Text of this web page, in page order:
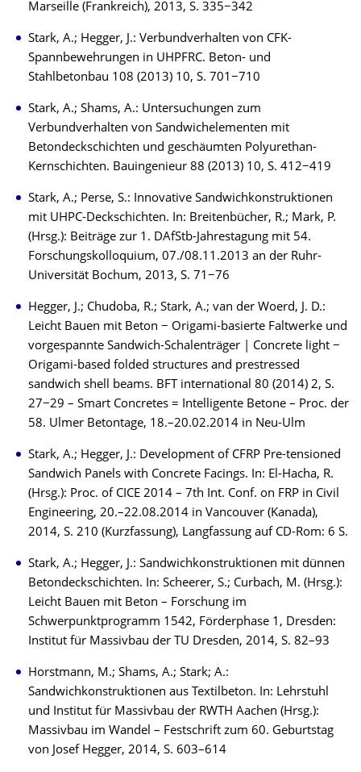
Marseille (Frankreich), 2013, S. 335−342
Stark, A.; Hegger, J.: Verbundverhalten von CFK-
Spannbewehrungen in UHPFRC. Beton- und
Stahlbetonbau 108 (2013) 10, S. 701−710
Stark, A.; Shams, A.: Untersuchungen zum
Verbundverhalten von Sandwichelementen mit
Betondeckschichten und geschäumten Polyurethan-
Kernschichten. Bauingenieur 88 (2013) 10, S. 412−419
Stark, A.; Perse, S.: Innovative Sandwichkonstruktionen
mit UHPC-Deckschichten. In: Breitenbücher, R.; Mark, P.
(Hrsg.): Beiträge zur 1. DAfStb-Jahrestagung mit 54.
Forschungskolloquium, 07./08.11.2013 an der Ruhr-
Universität Bochum, 2013, S. 71−76
Hegger, J.; Chudoba, R.; Stark, A.; van der Woerd, J. D.:
Leicht Bauen mit Beton − Origami-basierte Faltwerke und
vorgespannte Sandwich-Schalenträger | Concrete light −
Origami-based folded structures and prestressed
sandwich shell beams. BFT international 80 (2014) 2, S.
27−29 – Smart Concretes = Intelligente Betone – Proc. der
58. Ulmer Betontage, 18.–20.02.2014 in Neu-Ulm
Stark, A.; Hegger, J.: Development of CFRP Pre-tensioned
Sandwich Panels with Concrete Facings. In: El-Hacha, R.
(Hrsg.): Proc. of CICE 2014 – 7th Int. Conf. on FRP in Civil
Engineering, 20.–22.08.2014 in Vancouver (Kanada),
2014, S. 210 (Kurzfassung), Langfassung auf CD-Rom: 6 S.
Stark, A.; Hegger, J.: Sandwichkonstruktionen mit dünnen
Betondeckschichten. In: Scheerer, S.; Curbach, M. (Hrsg.):
Leicht Bauen mit Beton – Forschung im
Schwerpunktprogramm 1542, Förderphase 1, Dresden:
Institut für Massivbau der TU Dresden, 2014, S. 82–93
Horstmann, M.; Shams, A.; Stark; A.:
Sandwichkonstruktionen aus Textilbeton. In: Lehrstuhl
und Institut für Massivbau der RWTH Aachen (Hrsg.):
Massivbau im Wandel – Festschrift zum 60. Geburtstag
von Josef Hegger, 2014, S. 603–614